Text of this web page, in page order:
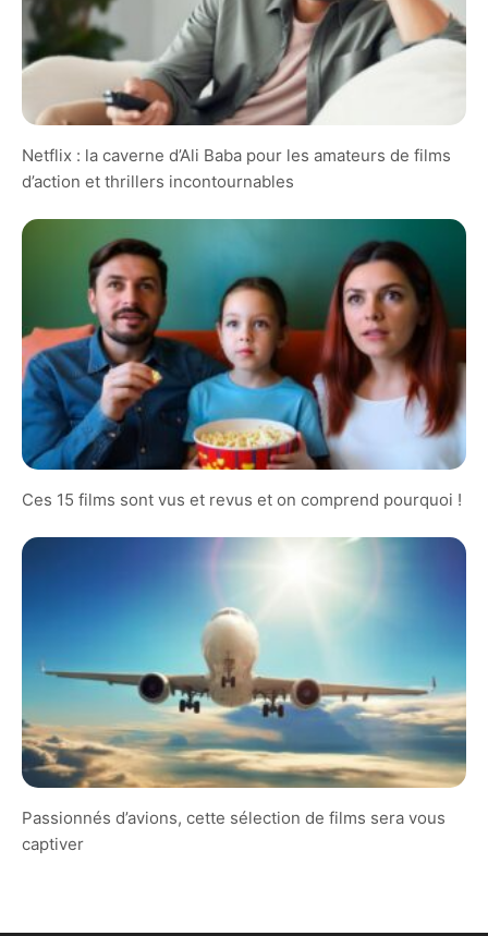
Netflix : la caverne d’Ali Baba pour les amateurs de films
d’action et thrillers incontournables
Ces 15 films sont vus et revus et on comprend pourquoi !
Passionnés d’avions, cette sélection de films sera vous
captiver